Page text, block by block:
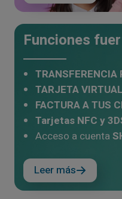
Funciones
TRANSFERENCIA
TARJETA VIRTUAL
FACTURA A TUS
Tarjetas NFC y
Acceso a cuenta
Leer más